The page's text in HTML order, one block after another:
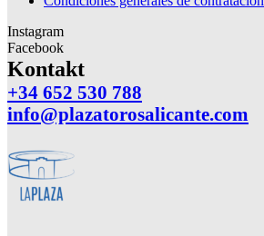
Instagram
Facebook
Kontakt
+34 652 530 788
info@plazatorosalicante.com